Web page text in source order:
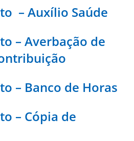
– Auxílio Saúde
– Averbação de
– Banco de Horas
– Cópia de